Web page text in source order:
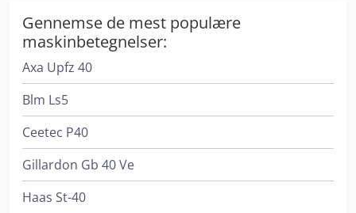
Gennemse de mest populære
maskinbetegnelser:
Axa Upfz 40
Blm Ls5
Ceetec P40
Gillardon Gb 40 Ve
Haas St-40